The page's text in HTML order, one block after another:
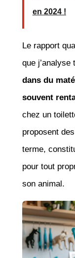
en 2024 !
Le rapport
que
dans du
souvent
chez un
proposent
terme,
pour tout
son animal.